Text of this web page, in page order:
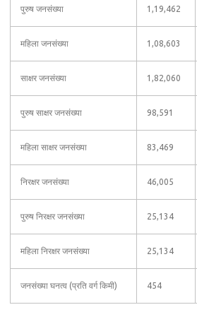
पुरुष जनसंख्या 1,19,462
महिला जनसंख्या 1,08,603
साक्षर जनसंख्या 1,82,060
पुरुष साक्षर जनसंख्या 98,591
महिला साक्षर जनसंख्या 83,469
निरक्षर जनसंख्या 46,005
पुरुष निरक्षर जनसंख्या 25,134
महिला निरक्षर जनसंख्या 25,134
जनसंख्या घनत्व (प्रति वर्ग किमी) 454